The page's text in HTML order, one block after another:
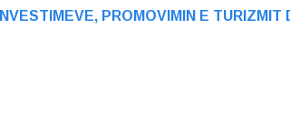
PROMOVIMIN E TURIZMIT